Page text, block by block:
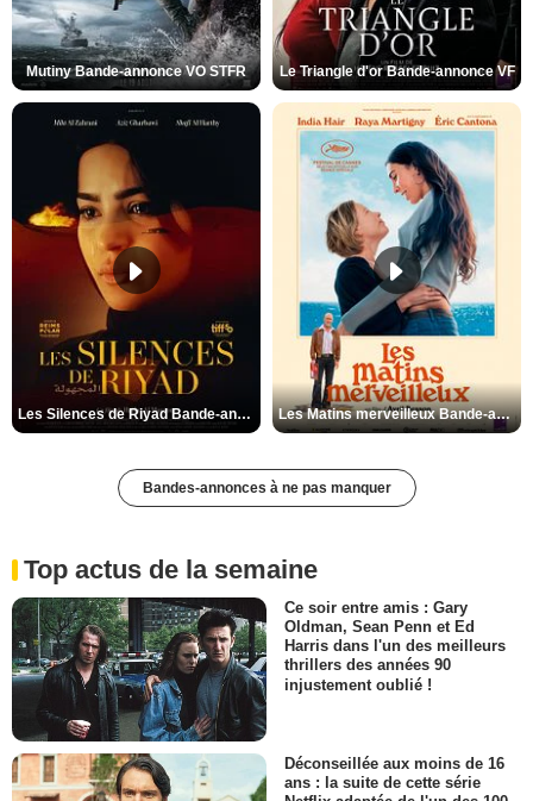
Mutiny Bande-annonce VO STFR Le Triangle d'or Bande-annonce VF
Les Silences de Riyad Bande-annonce VO STFR Les Matins merveilleux Bande-annonce VF
Bandes-annonces à ne pas manquer
Top actus de la semaine
Ce soir entre amis : Gary
Oldman, Sean Penn et Ed
Harris dans l'un des meilleurs
thrillers des années 90
injustement oublié !
Déconseillée aux moins de 16
ans : la suite de cette série